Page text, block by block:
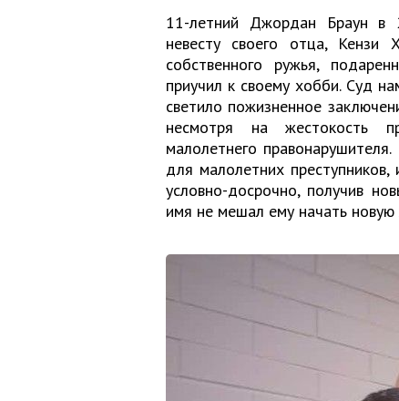
11-летний Джордан Браун в
невесту своего отца, Кензи
собственного ружья,
приучил к своему хобби. Суд
светило пожизненное
несмотря на жестокость
малолетнего
для малолетних
условно-досрочно, получив
имя не мешал ему начать новую